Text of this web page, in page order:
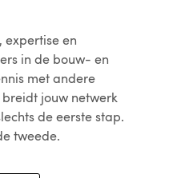
expertise en
in de bouw- en
met andere
jouw netwerk
de eerste stap.
tweede.